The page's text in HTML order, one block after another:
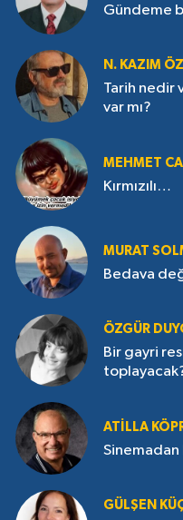
Gündeme
N. KAZIM
Tarih nedir
var mı?
MEHMET
Kırmızılı…
MURAT
Bedava
ÖZGÜR
Bir gayri
ATILLA
Sinemadan
GÜLŞEN